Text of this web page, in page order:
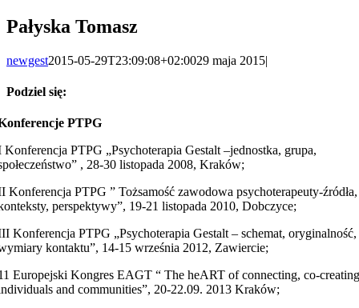
Pałyska Tomasz
newgest2015-05-29T23:09:08+02:0029 maja 2015|
Podziel się:
Facebook
X
LinkedIn
WhatsApp
Email
PTPG
Konferencja PTPG „Psychoterapia Gestalt –jednostka, grupa,
, 28-30 listopada 2008, Kraków;
Konferencja PTPG ” Tożsamość zawodowa psychoterapeuty-źródła,
perspektywy”, 19-21 listopada 2010, Dobczyce;
Konferencja PTPG „Psychoterapia Gestalt – schemat, oryginalność,
kontaktu”, 14-15 września 2012, Zawiercie;
Europejski Kongres EAGT “ The heART of connecting, co-
and communities”, 20-22.09. 2013 Kraków;